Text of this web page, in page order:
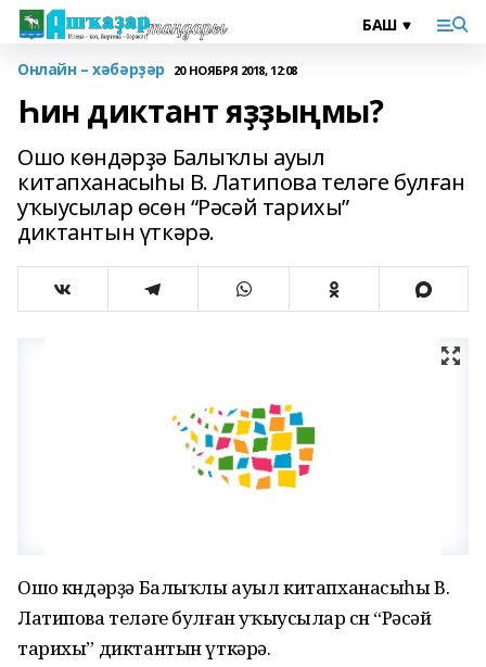
Онлайн – хәбәрҙәр 20 НОЯБРЯ 2018, 12:08
Һин диктант яҙҙыңмы?
Ошо көндәрҙә Балыҡлы ауыл
китапханасыһы В. Латипова теләге булған
уҡыусылар өсөн “Рәсәй тарихы”
диктантын үткәрә.
Ошо көндәрҙә Балыҡлы ауыл китапханасыһы В.
Латипова теләге булған уҡыусылар өсөн “Рәсәй
тарихы” диктантын үткәрә.